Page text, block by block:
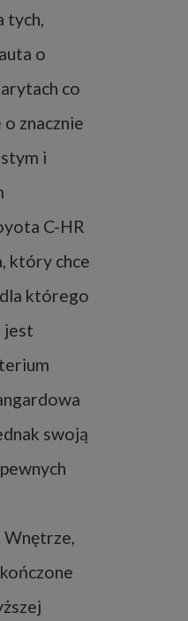
tych,
o
co
znacznie
i
C-HR
który chce
którego
jest
swoją
Wnętrze,